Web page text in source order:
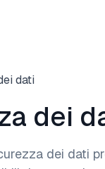
dati
dei
dei dati